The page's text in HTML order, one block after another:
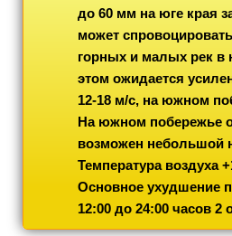
до 60 мм на юге края
может
горных и малых рек
этом ожидается
12-18 м/с, на южном
На южном побережье
возможен небольшой
Температура воздуха
Основное ухудшение
12:00 до 24:00 часов 2